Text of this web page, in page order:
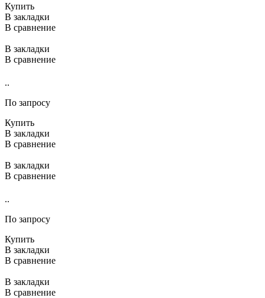
Купить
В закладки
В сравнение
В закладки
В сравнение
..
По запросу
Купить
В закладки
В сравнение
В закладки
В сравнение
..
По запросу
Купить
В закладки
В сравнение
В закладки
В сравнение